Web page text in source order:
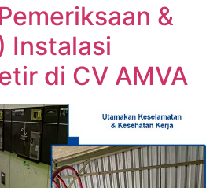
&
Instalasi
di CV AMVA